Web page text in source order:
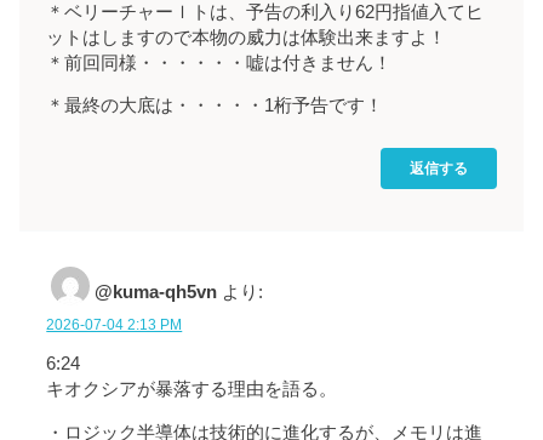
＊ベリーチャーｌトは、予告の利入り62円指値入てヒ
ットはしますので本物の威力は体験出来ますよ！
＊前回同様・・・・・・嘘は付きません！
＊最終の大底は・・・・・1桁予告です！
返信する
@kuma-qh5vn より:
2026-07-04 2:13 PM
6:24
キオクシアが暴落する理由を語る。
・ロジック半導体は技術的に進化するが、メモリは進